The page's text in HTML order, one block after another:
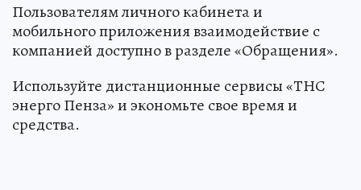
Пользователям личного кабинета и
мобильного приложения взаимодействие с
компанией доступно в разделе «Обращения».
Используйте дистанционные сервисы «ТНС
энерго Пенза» и экономьте свое время и
средства.